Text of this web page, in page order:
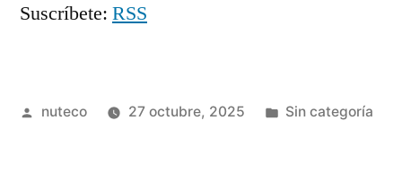
Suscríbete: RSS
Publicada
nuteco 27 octubre, 2025
Publicada
Sin categoría